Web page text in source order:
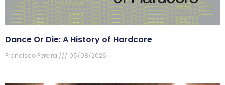
Dance Or Die: A History of Hardcore
Francisco Pereira 05/08/2026